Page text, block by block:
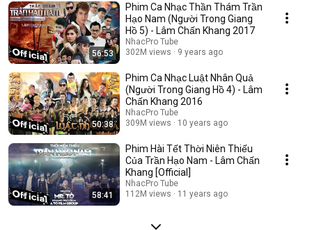
56:53
Phim Ca Nhạc Thần Thám Trần
Hạo Nam (Người Trong Giang
Hồ 5) - Lâm Chấn Khang 2017
NhacPro Tube
302M views
9 years ago
50:38
Phim Ca Nhạc Luật Nhân Quả
(Người Trong Giang Hồ 4) - Lâm
Chấn Khang 2016
NhacPro Tube
309M views
10 years ago
58:41
Phim Hài Tết Thời Niên Thiếu
Của Trần Hạo Nam - Lâm Chấn
Khang [Official]
NhacPro Tube
112M views
11 years ago